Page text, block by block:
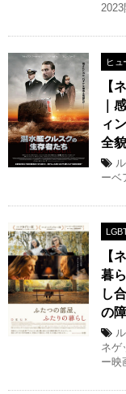
2023
ヒュ
【
｜
ィ
全
ーベ
【
暮
し
の
ネゲ
ー映